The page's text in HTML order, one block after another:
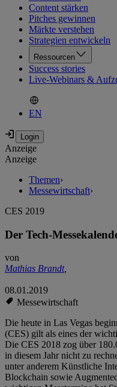
Content stärken
Pitches gewinnen
Märkte verstehen
Strategien entwickeln
Ressourcen
Success stories
Live-Webinars &
EN
Anzeige
Anzeige
Themen›
Messewirtschaft›
CES 2019
Der Tech-
von
Mathias Brandt,
08.01.2019
Messewirtschaft
Die heute in Las Vegas
(CES) gilt als eines der
Die CES 2018 zog über
in diesem Jahr nicht zu
unter anderem Künstliche
Blockchain sowie